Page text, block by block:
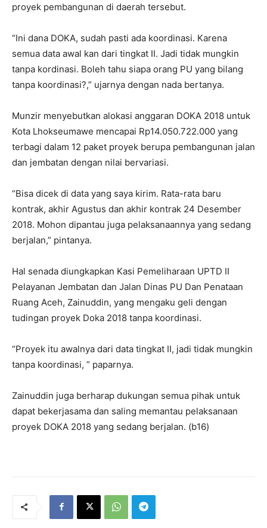
proyek pembangunan di daerah tersebut.
“Ini dana DOKA, sudah pasti ada koordinasi. Karena
semua data awal kan dari tingkat II. Jadi tidak mungkin
tanpa kordinasi. Boleh tahu siapa orang PU yang bilang
tanpa koordinasi?,” ujarnya dengan nada bertanya.
Munzir menyebutkan alokasi anggaran DOKA 2018 untuk
Kota Lhokseumawe mencapai Rp14.050.722.000 yang
terbagi dalam 12 paket proyek berupa pembangunan jalan
dan jembatan dengan nilai bervariasi.
“Bisa dicek di data yang saya kirim. Rata-rata baru
kontrak, akhir Agustus dan akhir kontrak 24 Desember
2018. Mohon dipantau juga pelaksanaannya yang sedang
berjalan,” pintanya.
Hal senada diungkapkan Kasi Pemeliharaan UPTD II
Pelayanan Jembatan dan Jalan Dinas PU Dan Penataan
Ruang Aceh, Zainuddin, yang mengaku geli dengan
tudingan proyek Doka 2018 tanpa koordinasi.
“Proyek itu awalnya dari data tingkat II, jadi tidak mungkin
tanpa koordinasi, ” paparnya.
Zainuddin juga berharap dukungan semua pihak untuk
dapat bekerjasama dan saling memantau pelaksanaan
proyek DOKA 2018 yang sedang berjalan. (b16)